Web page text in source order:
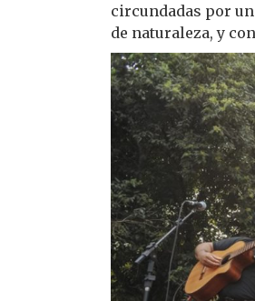
circundadas por
de naturaleza, y